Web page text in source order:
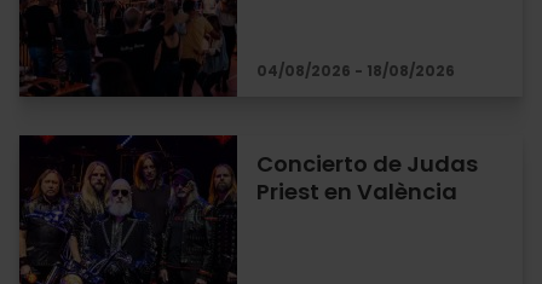
04/08/2026 - 18/08/2026
Concierto de Judas
Priest en València